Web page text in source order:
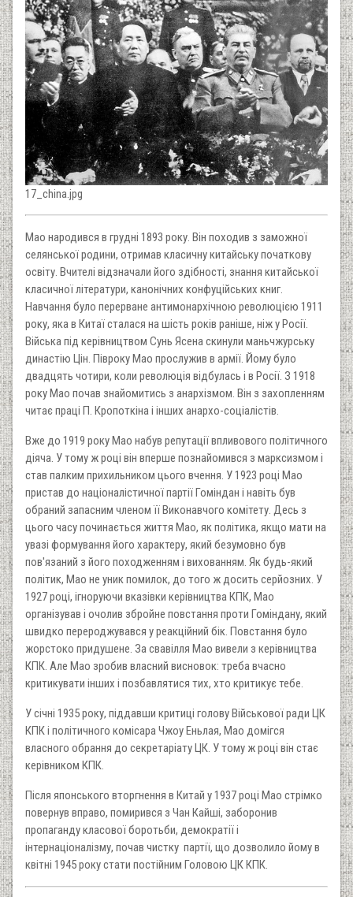
17_china.jpg
Мао народився в грудні 1893 року. Він походив з заможної
селянської родини, отримав класичну китайську початкову
освіту. Вчителі відзначали його здібності, знання китайської
класичної літератури, канонічних конфуційських книг.
Навчання було перерване антимонархічною революцією 1911
року, яка в Китаї сталася на шість років раніше, ніж у Росії.
Війська під керівництвом Сунь Ясена скинули маньчжурську
династію Цін. Півроку Мао прослужив в армії. Йому було
двадцять чотири, коли революція відбулась і в Росії. З 1918
року Мао почав знайомитись з анархізмом. Він з захопленням
читає праці П. Кропоткіна і інших анархо-соціалістів.
Вже до 1919 року Мао набув репутації впливового політичного
діяча. У тому ж році він вперше познайомився з марксизмом і
став палким прихильником цього вчення. У 1923 році Мао
пристав до націоналістичної партії Гоміндан і навіть був
обраний запасним членом її Виконавчого комітету. Десь з
цього часу починається життя Мао, як політика, якщо мати на
увазі формування його характеру, який безумовно був
пов'язаний з його походженням і вихованням. Як будь-який
політик, Мао не уник помилок, до того ж досить серйозних. У
1927 році, ігноруючи вказівки керівництва КПК, Мао
організував і очолив збройне повстання проти Гоміндану, який
швидко перероджувався у реакційний бік. Повстання було
жорстоко придушене. За свавілля Мао вивели з керівництва
КПК. Але Мао зробив власний висновок: треба вчасно
критикувати інших і позбавлятися тих, хто критикує тебе.
У січні 1935 року, піддавши критиці голову Військової ради ЦК
КПК і політичного комісара Чжоу Еньлая, Мао домігся
власного обрання до секретаріату ЦК. У тому ж році він стає
керівником КПК.
Після японського вторгнення в Китай у 1937 році Мао стрімко
повернув вправо, помирився з Чан Кайші, заборонив
пропаганду класової боротьби, демократії і
інтернаціоналізму, почав чистку партії, що дозволило йому в
квітні 1945 року стати постійним Головою ЦК КПК.